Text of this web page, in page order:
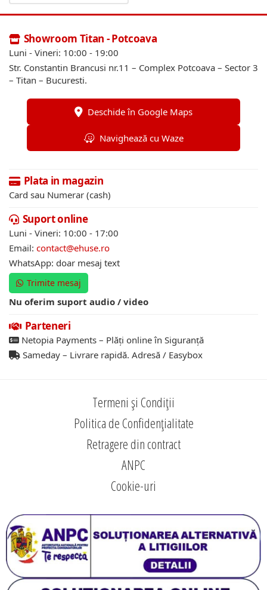
Showroom Titan - Potcoava
Luni - Vineri: 10:00 - 19:00
Str. Constantin Brancusi nr.11 – Complex Potcoava – Sector 3
– Titan – Bucuresti.
Deschide în Google Maps
Navighează cu Waze
Plata in magazin
Card sau Numerar (cash)
Suport online
Luni - Vineri: 10:00 - 17:00
Email: contact@ehuse.ro
WhatsApp: doar mesaj text
Trimite mesaj
Nu oferim suport audio / video
Parteneri
Netopia Payments – Plăți online în Siguranță
Sameday – Livrare rapidă. Adresă / Easybox
Termeni și Condiții
Politica de Confidențialitate
Retragere din contract
ANPC
Cookie-uri